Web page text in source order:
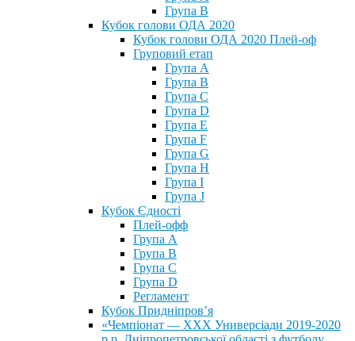
Група В
Кубок голови ОДА 2020
Кубок голови ОДА 2020 Плей-оф
Груповий етап
Група A
Група B
Група C
Група D
Група E
Група F
Група G
Група H
Група I
Група J
Кубок Єдності
Плей-офф
Група А
Група В
Група С
Група D
Регламент
Кубок Придніпров’я
«Чемпіонат — ХХХ Универсіади 2019-2020